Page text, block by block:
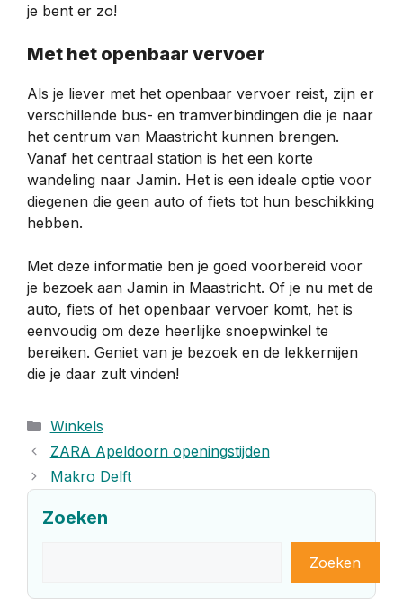
je bent er zo!
Met het openbaar vervoer
Als je liever met het openbaar vervoer reist, zijn er
verschillende bus- en tramverbindingen die je naar
het centrum van Maastricht kunnen brengen.
Vanaf het centraal station is het een korte
wandeling naar Jamin. Het is een ideale optie voor
diegenen die geen auto of fiets tot hun beschikking
hebben.
Met deze informatie ben je goed voorbereid voor
je bezoek aan Jamin in Maastricht. Of je nu met de
auto, fiets of het openbaar vervoer komt, het is
eenvoudig om deze heerlijke snoepwinkel te
bereiken. Geniet van je bezoek en de lekkernijen
die je daar zult vinden!
Categorieën
Winkels
ZARA Apeldoorn openingstijden
Makro Delft
Zoeken
Zoeken